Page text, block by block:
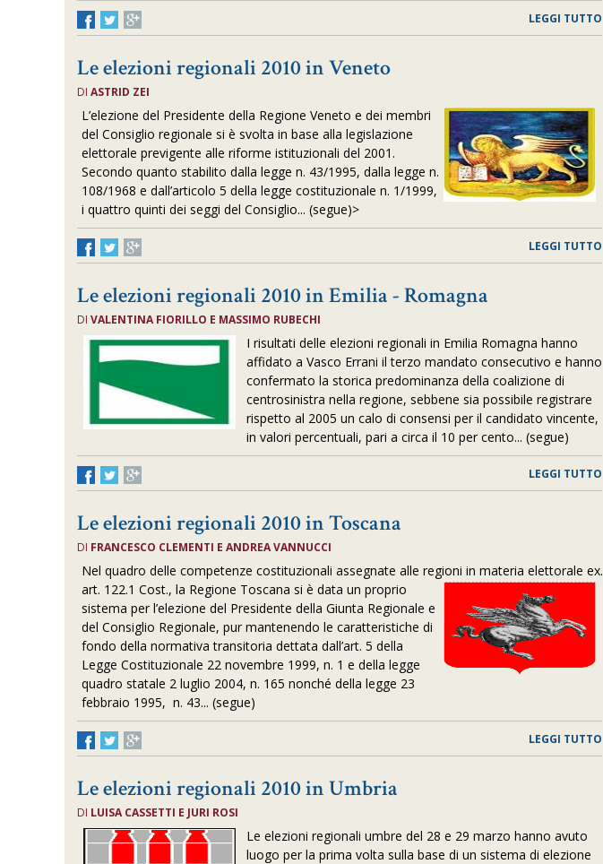
LEGGI TUTTO
Le elezioni regionali 2010 in Veneto
DIASTRID ZEI
L’elezione del Presidente della Regione Veneto e dei membri
del Consiglio regionale si è svolta in base alla legislazione
elettorale previgente alle riforme istituzionali del 2001.
Secondo quanto stabilito dalla legge n. 43/1995, dalla legge n.
108/1968 e dall’articolo 5 della legge costituzionale n. 1/1999,
i quattro quinti dei seggi del Consiglio... (segue)>
LEGGI TUTTO
Le elezioni regionali 2010 in Emilia - Romagna
DIVALENTINA FIORILLO E MASSIMO RUBECHI
I risultati delle elezioni regionali in Emilia Romagna hanno
affidato a Vasco Errani il terzo mandato consecutivo e hanno
confermato la storica predominanza della coalizione di
centrosinistra nella regione, sebbene sia possibile registrare
rispetto al 2005 un calo di consensi per il candidato vincente,
in valori percentuali, pari a circa il 10 per cento... (segue)
LEGGI TUTTO
Le elezioni regionali 2010 in Toscana
DI FRANCESCO CLEMENTI E ANDREA VANNUCCI
Nel quadro delle competenze costituzionali assegnate alle regioni in materia elettoraleex.
art. 122.1 Cost., la Regione Toscana si è data un proprio
sistema per l’elezione del Presidente della Giunta Regionale e
del Consiglio Regionale, pur mantenendo le caratteristiche di
fondo della normativa transitoria dettata dall’art. 5 della
Legge Costituzionale 22 novembre 1999, n. 1 e della legge
quadro statale 2 luglio 2004, n. 165 nonché della legge 23
febbraio 1995, n. 43... (segue)
LEGGI TUTTO
Le elezioni regionali 2010 in Umbria
DI LUISA CASSETTI E JURI ROSI
Le elezioni regionali umbre del 28 e 29 marzo hanno avuto
luogo per la prima volta sulla base di un sistema di elezione